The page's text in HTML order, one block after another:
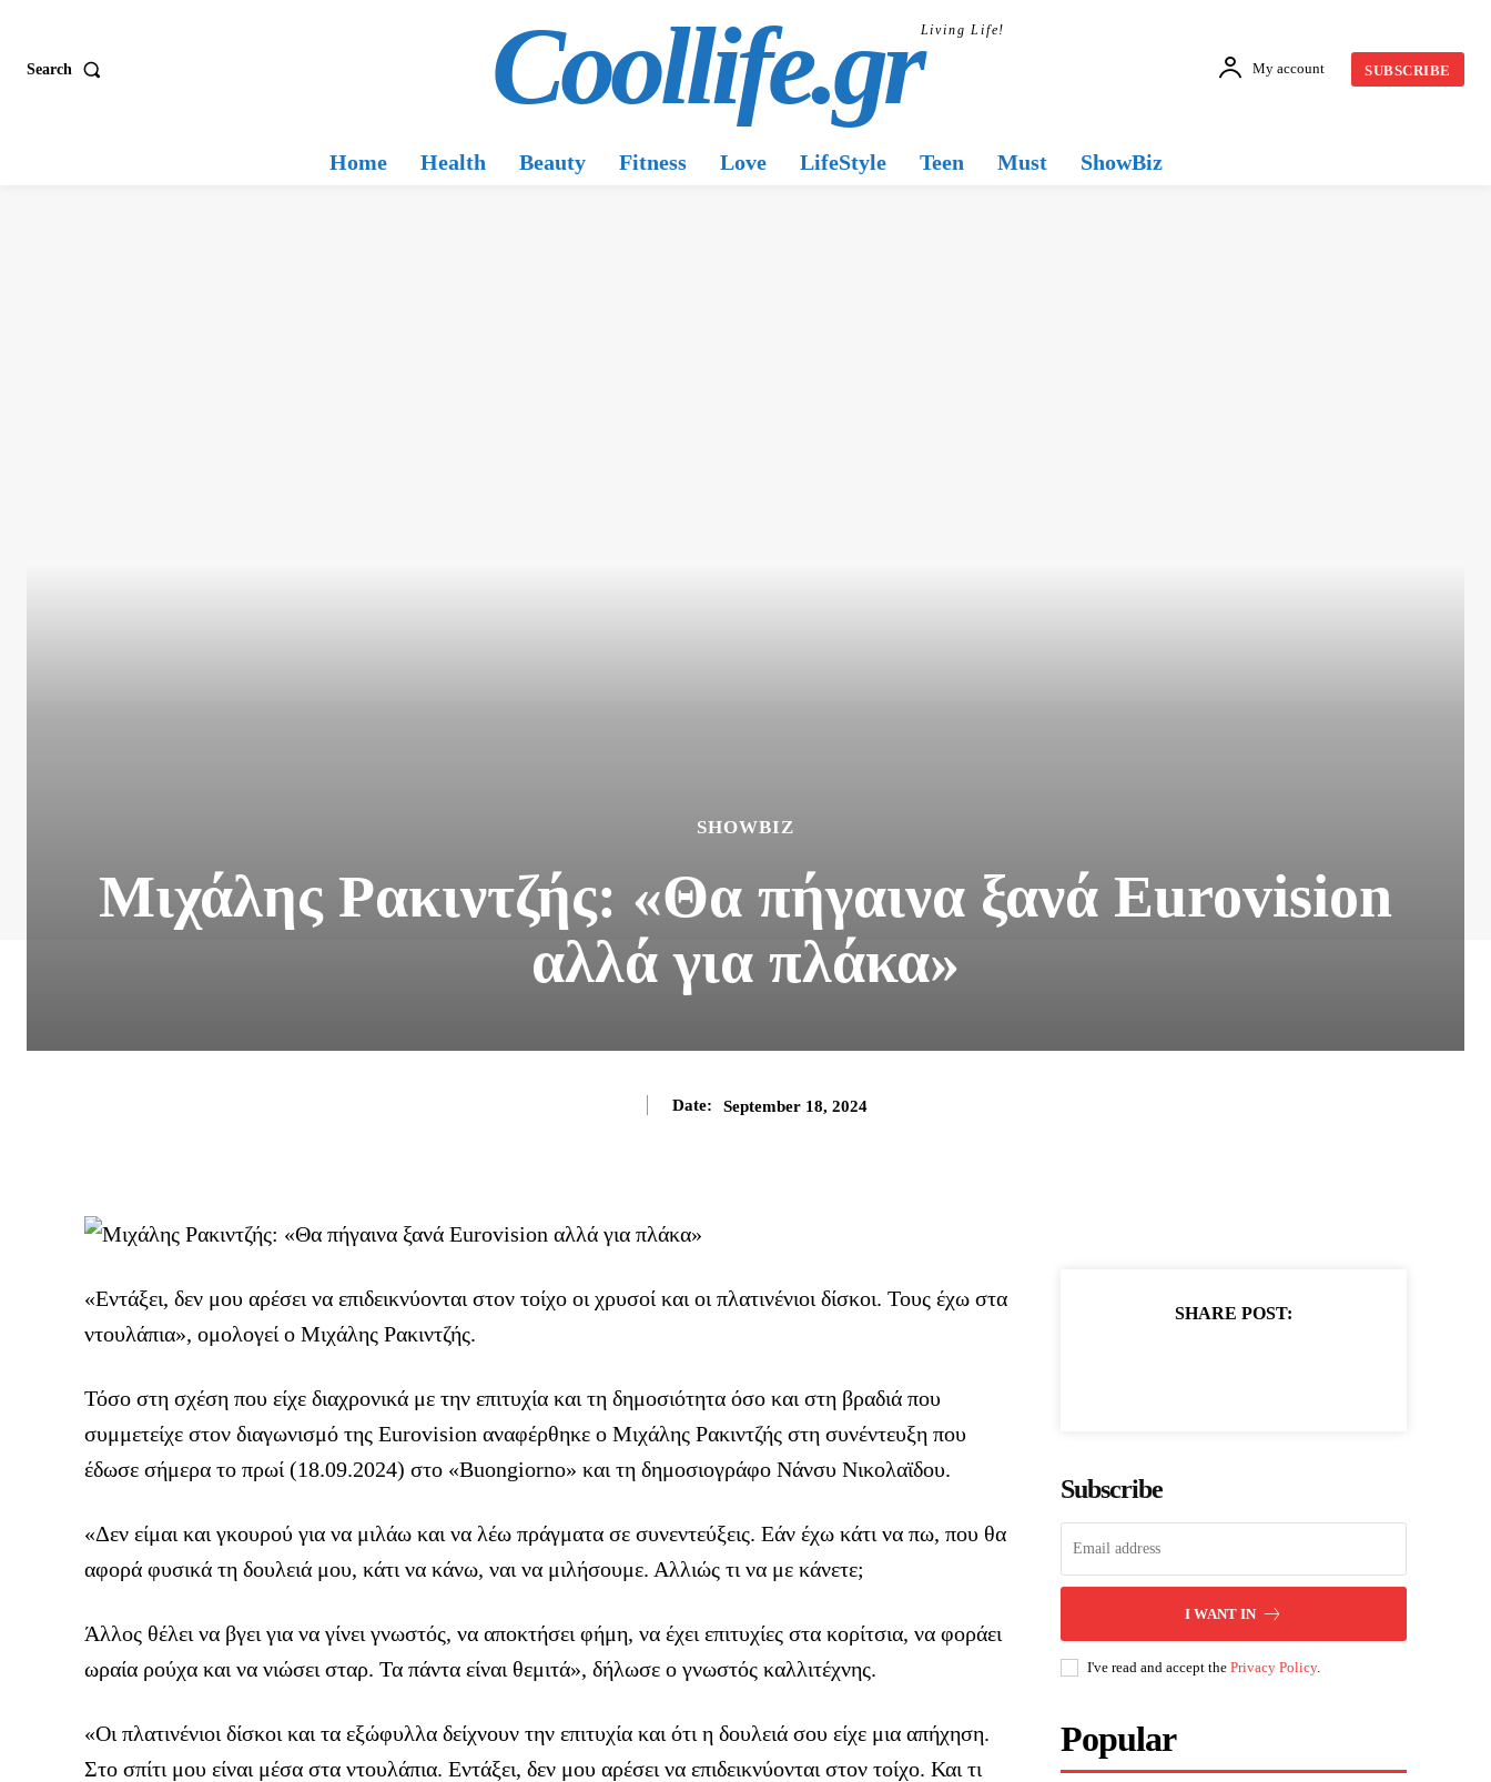
Search Coollife.grLiving Life!
My account SUBSCRIBE
Home Health Beauty Fitness Love LifeStyle Teen Must ShowBiz
SHOWBIZ
Μιχάλης Ρακιντζής: «Θα πήγαινα ξανά Eurovision
αλλά για πλάκα»
Date: September 18, 2024
«Εντάξει, δεν μου αρέσει να επιδεικνύονται στον τοίχο οι χρυσοί και οι πλατινένιοι δίσκοι. Τους έχω στα
ντουλάπια», ομολογεί ο Μιχάλης Ρακιντζής.
Τόσο στη σχέση που είχε διαχρονικά με την επιτυχία και τη δημοσιότητα όσο και στη βραδιά που
συμμετείχε στον διαγωνισμό της Eurovision αναφέρθηκε ο Μιχάλης Ρακιντζής στη συνέντευξη που
έδωσε σήμερα το πρωί (18.09.2024) στο «Buongiorno» και τη δημοσιογράφο Νάνσυ Νικολαϊδου.
«Δεν είμαι και γκουρού για να μιλάω και να λέω πράγματα σε συνεντεύξεις. Εάν έχω κάτι να πω, που θα
αφορά φυσικά τη δουλειά μου, κάτι να κάνω, ναι να μιλήσουμε. Αλλιώς τι να με κάνετε;
Άλλος θέλει να βγει για να γίνει γνωστός, να αποκτήσει φήμη, να έχει επιτυχίες στα κορίτσια, να φοράει
ωραία ρούχα και να νιώσει σταρ. Τα πάντα είναι θεμιτά», δήλωσε ο γνωστός καλλιτέχνης.
«Οι πλατινένιοι δίσκοι και τα εξώφυλλα δείχνουν την επιτυχία και ότι η δουλειά σου είχε μια απήχηση.
Στο σπίτι μου είναι μέσα στα ντουλάπια. Εντάξει, δεν μου αρέσει να επιδεικνύονται στον τοίχο. Και τι
SHARE POST:
Subscribe
I WANT IN
I've read and accept thePrivacy Policy.
Popular